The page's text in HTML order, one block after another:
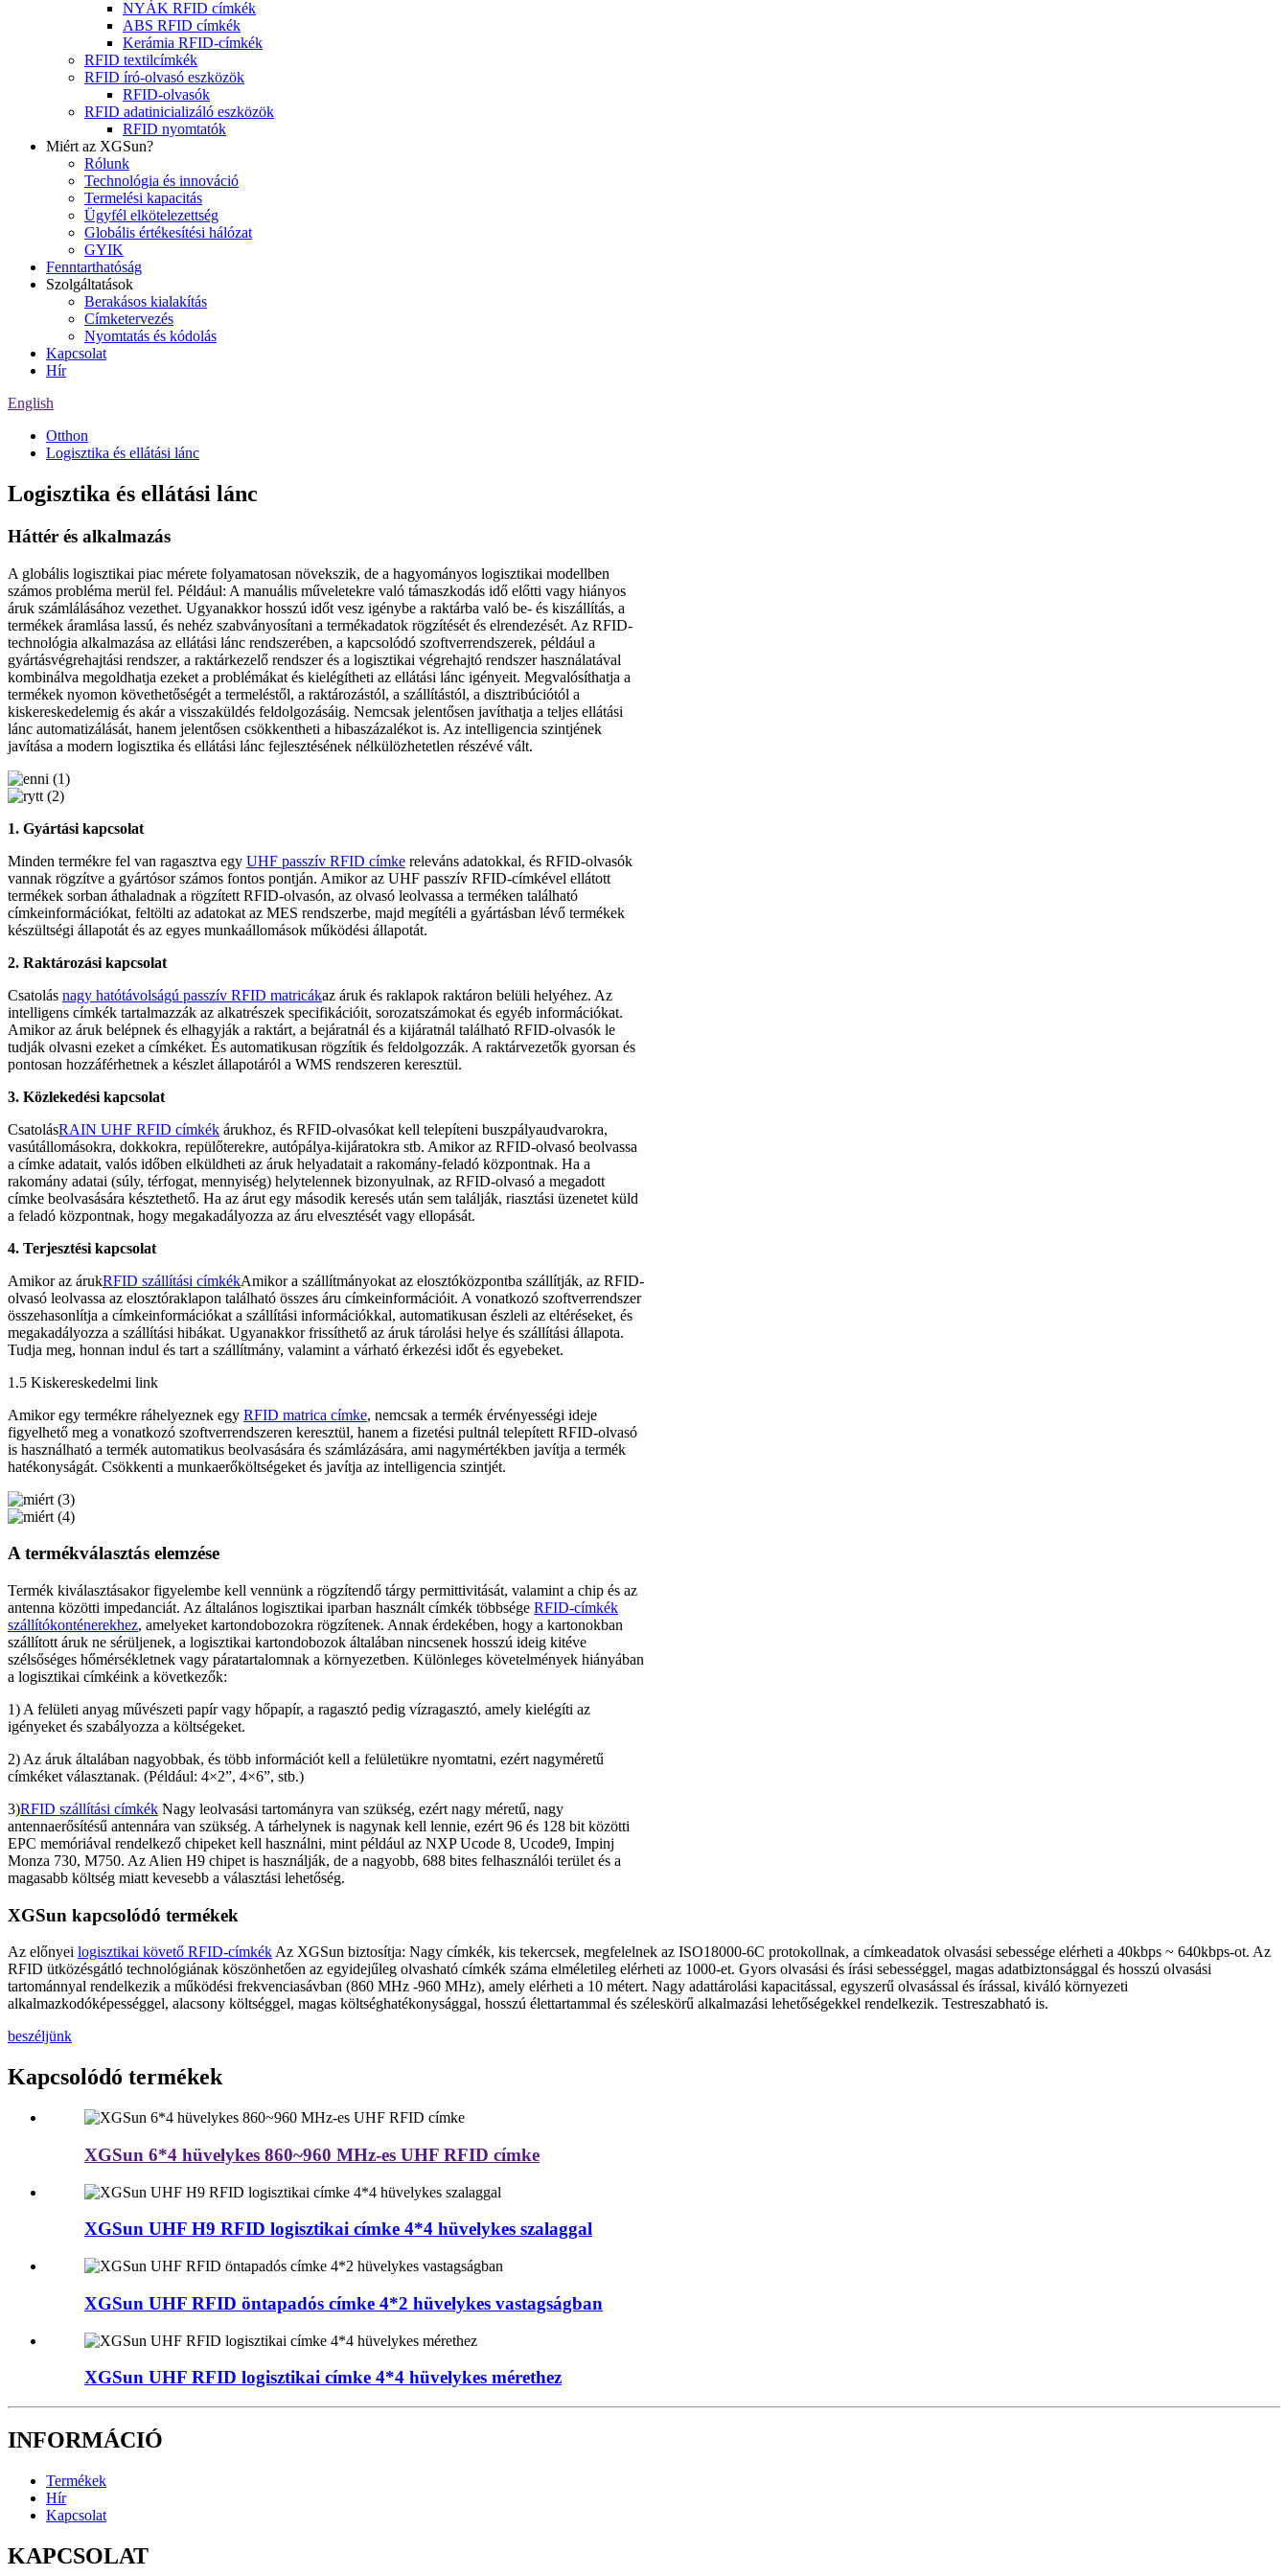
NYÁK RFID címkék
ABS RFID címkék
Kerámia RFID-címkék
RFID textilcímkék
RFID író-olvasó eszközök
RFID-olvasók
RFID adatinicializáló eszközök
RFID nyomtatók
Miért az XGSun?
Rólunk
Technológia és innováció
Termelési kapacitás
Ügyfél elkötelezettség
Globális értékesítési hálózat
GYIK
Fenntarthatóság
Szolgáltatások
Berakásos kialakítás
Címketervezés
Nyomtatás és kódolás
Kapcsolat
Hír
English
Otthon
Logisztika és ellátási lánc
Logisztika és ellátási lánc
Háttér és alkalmazás
A globális logisztikai piac mérete folyamatosan növekszik, de a hagyományos logisztikai modellben
számos probléma merül fel. Például: A manuális műveletekre való támaszkodás idő előtti vagy hiányos
áruk számlálásához vezethet. Ugyanakkor hosszú időt vesz igénybe a raktárba való be- és kiszállítás, a
termékek áramlása lassú, és nehéz szabványosítani a termékadatok rögzítését és elrendezését. Az RFID-
technológia alkalmazása az ellátási lánc rendszerében, a kapcsolódó szoftverrendszerek, például a
gyártásvégrehajtási rendszer, a raktárkezelő rendszer és a logisztikai végrehajtó rendszer használatával
kombinálva megoldhatja ezeket a problémákat és kielégítheti az ellátási lánc igényeit. Megvalósíthatja a
termékek nyomon követhetőségét a termeléstől, a raktározástól, a szállítástól, a disztribúciótól a
kiskereskedelemig és akár a visszaküldés feldolgozásáig. Nemcsak jelentősen javíthatja a teljes ellátási
lánc automatizálását, hanem jelentősen csökkentheti a hibaszázalékot is. Az intelligencia szintjének
javítása a modern logisztika és ellátási lánc fejlesztésének nélkülözhetetlen részévé vált.
1. Gyártási kapcsolat
Minden termékre fel van ragasztva egy UHF passzív RFID címke releváns adatokkal, és RFID-olvasók
vannak rögzítve a gyártósor számos fontos pontján. Amikor az UHF passzív RFID-címkével ellátott
termékek sorban áthaladnak a rögzített RFID-olvasón, az olvasó leolvassa a terméken található
címkeinformációkat, feltölti az adatokat az MES rendszerbe, majd megítéli a gyártásban lévő termékek
készültségi állapotát és az egyes munkaállomások működési állapotát.
2. Raktározási kapcsolat
Csatolás nagy hatótávolságú passzív RFID matricákaz áruk és raklapok raktáron belüli helyéhez. Az
intelligens címkék tartalmazzák az alkatrészek specifikációit, sorozatszámokat és egyéb információkat.
Amikor az áruk belépnek és elhagyják a raktárt, a bejáratnál és a kijáratnál található RFID-olvasók le
tudják olvasni ezeket a címkéket. És automatikusan rögzítik és feldolgozzák. A raktárvezetők gyorsan és
pontosan hozzáférhetnek a készlet állapotáról a WMS rendszeren keresztül.
3. Közlekedési kapcsolat
CsatolásRAIN UHF RFID címkék árukhoz, és RFID-olvasókat kell telepíteni buszpályaudvarokra,
vasútállomásokra, dokkokra, repülőterekre, autópálya-kijáratokra stb. Amikor az RFID-olvasó beolvassa
a címke adatait, valós időben elküldheti az áruk helyadatait a rakomány-feladó központnak. Ha a
rakomány adatai (súly, térfogat, mennyiség) helytelennek bizonyulnak, az RFID-olvasó a megadott
címke beolvasására késztethető. Ha az árut egy második keresés után sem találják, riasztási üzenetet küld
a feladó központnak, hogy megakadályozza az áru elvesztését vagy ellopását.
4. Terjesztési kapcsolat
Amikor az árukRFID szállítási címkékAmikor a szállítmányokat az elosztóközpontba szállítják, az RFID-
olvasó leolvassa az elosztóraklapon található összes áru címkeinformációit. A vonatkozó szoftverrendszer
összehasonlítja a címkeinformációkat a szállítási információkkal, automatikusan észleli az eltéréseket, és
megakadályozza a szállítási hibákat. Ugyanakkor frissíthető az áruk tárolási helye és szállítási állapota.
Tudja meg, honnan indul és tart a szállítmány, valamint a várható érkezési időt és egyebeket.
1.5 Kiskereskedelmi link
Amikor egy termékre ráhelyeznek egy RFID matrica címke, nemcsak a termék érvényességi ideje
figyelhető meg a vonatkozó szoftverrendszeren keresztül, hanem a fizetési pultnál telepített RFID-olvasó
is használható a termék automatikus beolvasására és számlázására, ami nagymértékben javítja a termék
hatékonyságát. Csökkenti a munkaerőköltségeket és javítja az intelligencia szintjét.
A termékválasztás elemzése
Termék kiválasztásakor figyelembe kell vennünk a rögzítendő tárgy permittivitását, valamint a chip és az
antenna közötti impedanciát. Az általános logisztikai iparban használt címkék többsége RFID-címkék
szállítókonténerekhez, amelyeket kartondobozokra rögzítenek. Annak érdekében, hogy a kartonokban
szállított áruk ne sérüljenek, a logisztikai kartondobozok általában nincsenek hosszú ideig kitéve
szélsőséges hőmérsékletnek vagy páratartalomnak a környezetben. Különleges követelmények hiányában
a logisztikai címkéink a következők:
1) A felületi anyag művészeti papír vagy hőpapír, a ragasztó pedig vízragasztó, amely kielégíti az
igényeket és szabályozza a költségeket.
2) Az áruk általában nagyobbak, és több információt kell a felületükre nyomtatni, ezért nagyméretű
címkéket választanak. (Például: 4×2”, 4×6”, stb.)
3)RFID szállítási címkék Nagy leolvasási tartományra van szükség, ezért nagy méretű, nagy
antennaerősítésű antennára van szükség. A tárhelynek is nagynak kell lennie, ezért 96 és 128 bit közötti
EPC memóriával rendelkező chipeket kell használni, mint például az NXP Ucode 8, Ucode9, Impinj
Monza 730, M750. Az Alien H9 chipet is használják, de a nagyobb, 688 bites felhasználói terület és a
magasabb költség miatt kevesebb a választási lehetőség.
XGSun kapcsolódó termékek
Az előnyei logisztikai követő RFID-címkékAz XGSun biztosítja: Nagy címkék, kis tekercsek, megfelelnek az ISO18000-6C protokollnak, a címkeadatok olvasási sebessége elérheti a 40kbps ~ 640kbps-ot. Az
RFID ütközésgátló technológiának köszönhetően az egyidejűleg olvasható címkék száma elméletileg elérheti az 1000-et. Gyors olvasási és írási sebességgel, magas adatbiztonsággal és hosszú olvasási
tartománnyal rendelkezik a működési frekvenciasávban (860 MHz -960 MHz), amely elérheti a 10 métert. Nagy adattárolási kapacitással, egyszerű olvasással és írással, kiváló környezeti
alkalmazkodóképességgel, alacsony költséggel, magas költséghatékonysággal, hosszú élettartammal és széleskörű alkalmazási lehetőségekkel rendelkezik. Testreszabható is.
beszéljünk
Kapcsolódó termékek
XGSun 6*4 hüvelykes 860~960 MHz-es UHF RFID címke
XGSun UHF H9 RFID logisztikai címke 4*4 hüvelykes szalaggal
XGSun UHF RFID öntapadós címke 4*2 hüvelykes vastagságban
XGSun UHF RFID logisztikai címke 4*4 hüvelykes mérethez
INFORMÁCIÓ
Termékek
Hír
Kapcsolat
KAPCSOLAT